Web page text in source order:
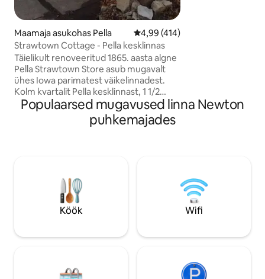
Maamaja asukohas Pella Keskmine hinnang 4,99/5, 414
4,99 (414)
Strawtown Cottage - Pella kesklinnas
Täielikult renoveeritud 1865. aasta algne
Pella Strawtown Store asub mugavalt
ühes Iowa parimatest väikelinnadest.
Kolm kvartalit Pella kesklinnast, 1 1/2
kvartalit West Market Parkist, 2 kvartalit
Centrali jalgpalli-, pesapalli- ja
pehmepallikompleksist. Naudi maamaja
kaheinimesevoodis ootavad sind pärast
sinu seiklusi.
hinnas.
Populaarsed mugavused linna Newton
puhkemajades
Köök Wifi